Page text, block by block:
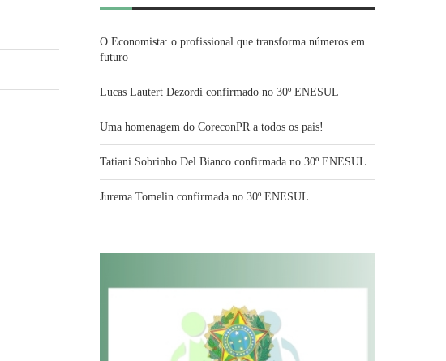
O Economista: o profissional que transforma números em
futuro
Lucas Lautert Dezordi confirmado no 30º ENESUL
Uma homenagem do CoreconPR a todos os pais!
Tatiani Sobrinho Del Bianco confirmada no 30º ENESUL
Jurema Tomelin confirmada no 30º ENESUL